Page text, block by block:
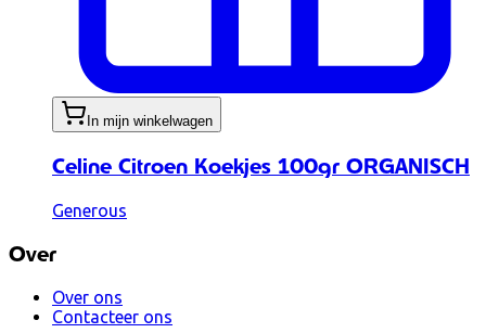
In mijn winkelwagen
Celine Citroen Koekjes 100gr ORGANISCH
Generous
Over
Over ons
Contacteer ons